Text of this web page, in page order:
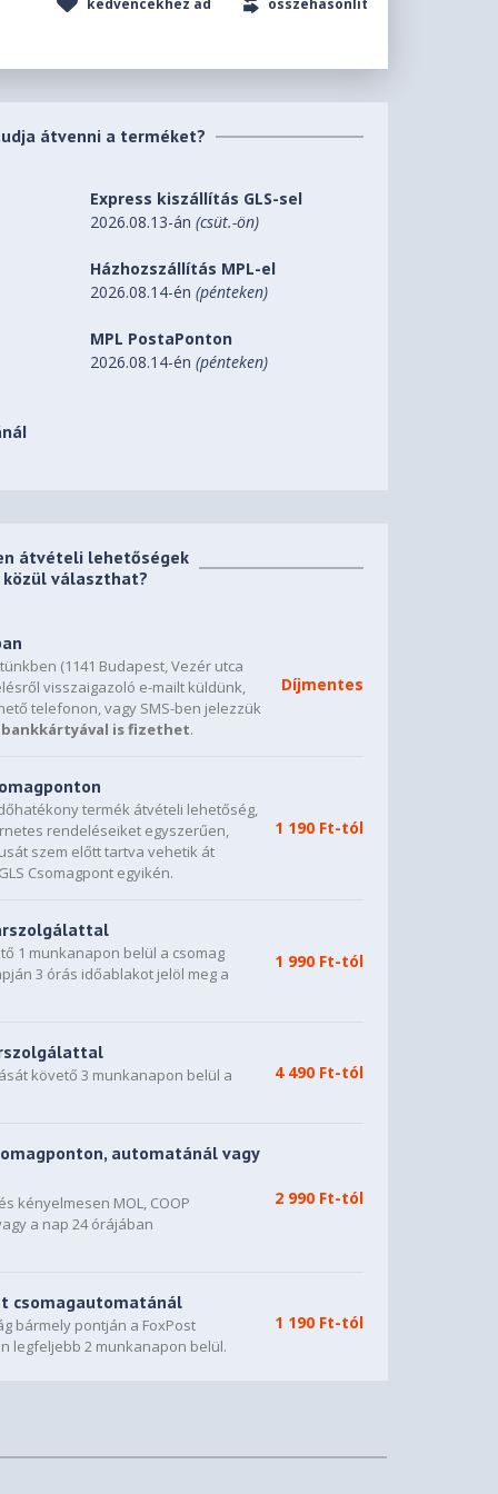
kedvencekhez ad összehasonlít
átvenni a terméket?
Express kiszállítás GLS-sel
2026.08.13-án (csüt.-ön)
Házhozszállítás MPL-el
2026.08.14-én (pénteken)
MPL PostaPonton
2026.08.14-én (pénteken)
átvételi lehetőségek
közül választhat?
(1141 Budapest, Vezér utca
visszaigazoló e-mailt küldünk,
telefonon, vagy SMS-ben jelezzük
is fizethet.
Díjmentes
termék átvételi lehetőség,
rendeléseiket egyszerűen,
szem előtt tartva vehetik át
Csomagpont egyikén.
1 190 Ft-tól
1 munkanapon belül a csomag
3 órás időablakot jelöl meg a
1 990 Ft-tól
követő 3 munkanapon belül a 4 490 Ft-tól
automatánál vagy
kényelmesen MOL, COOP
a nap 24 órájában
2 990 Ft-tól
csomagautomatánál
bármely pontján a FoxPost
legfeljebb 2 munkanapon belül.
1 190 Ft-tól